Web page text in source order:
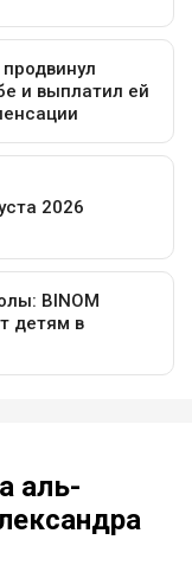
аль-